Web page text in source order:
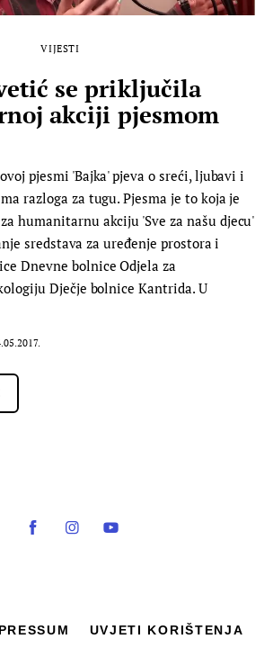
VIJESTI
se priključila
akciji pjesmom
pjesmi 'Bajka' pjeva o sreći, ljubavi i
razloga za tugu. Pjesma je to koja je
humanitarnu akciju 'Sve za našu djecu'
sredstava za uređenje prostora i
Dnevne bolnice Odjela za
Dječje bolnice Kantrida. U
UVJETI KORIŠTENJA